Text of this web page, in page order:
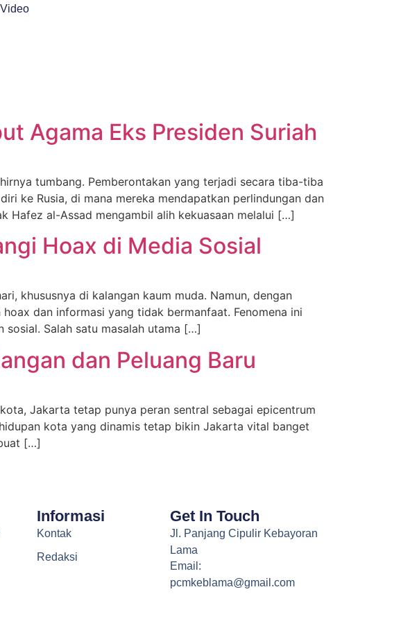
Video
Agama Eks Presiden Suriah
tumbang. Pemberontakan yang terjadi secara tiba-tiba
ke Rusia, di mana mereka mendapatkan perlindungan dan
Hafez al-Assad mengambil alih kekuasaan melalui […]
Hoax di Media Sosial
khususnya di kalangan kaum muda. Namun, dengan
dan informasi yang tidak bermanfaat. Fenomena ini
Salah satu masalah utama […]
dan Peluang Baru
Jakarta tetap punya peran sentral sebagai epicentrum
kota yang dinamis tetap bikin Jakarta vital banget
[…]
Informasi
Kontak
Redaksi
Get In Touch
Jl. Panjang Cipulir Kebayoran
Lama
Email:
pcmkeblama@gmail.com